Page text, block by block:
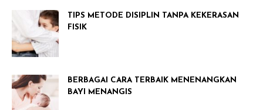
TIPS METODE DISIPLIN TANPA KEKERASAN
FISIK
BERBAGAI CARA TERBAIK MENENANGKAN
BAYI MENANGIS